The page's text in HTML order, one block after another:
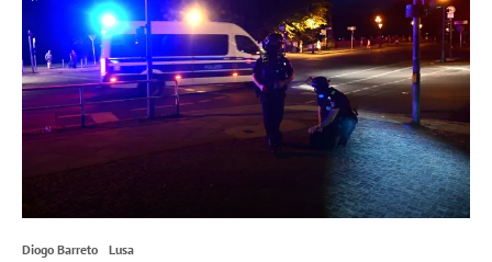
Diogo Barreto Lusa